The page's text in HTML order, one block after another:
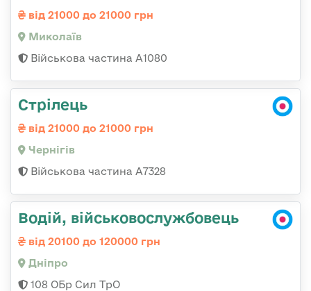
від 21000 до 21000 грн
Миколаїв
Військова частина А1080
Стрілець
від 21000 до 21000 грн
Чернігів
Військова частина А7328
Водій, військовослужбовець
від 20100 до 120000 грн
Дніпро
108 ОБр Сил ТрО